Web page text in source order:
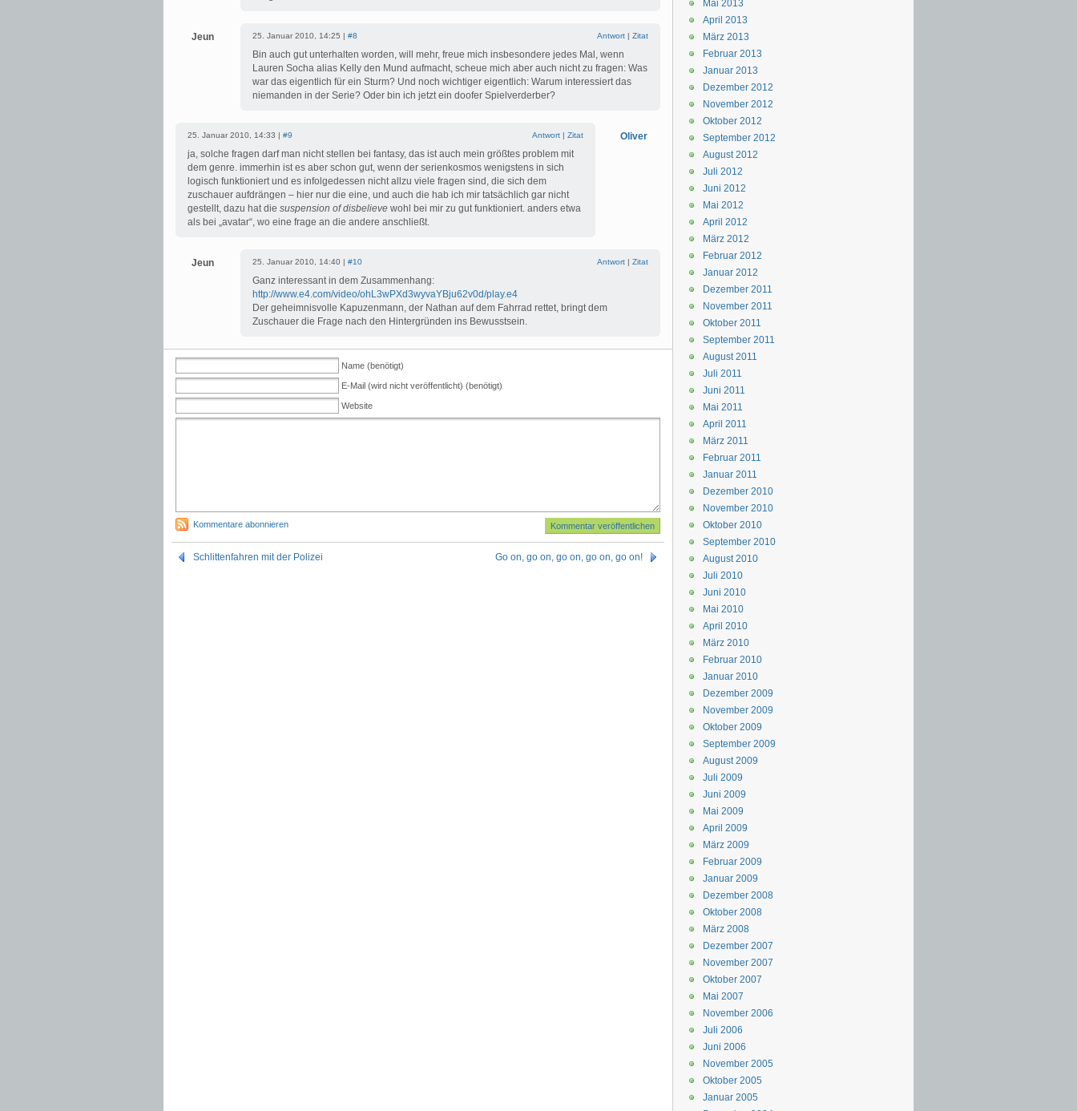
Jeun 25. Januar 2010, 14:25 | #8 Antwort | Zitat
Bin auch gut unterhalten worden, will mehr, freue mich insbesondere jedes Mal, wenn
Lauren Socha alias Kelly den Mund aufmacht, scheue mich aber auch nicht zu fragen: Was
war das eigentlich für ein Sturm? Und noch wichtiger eigentlich: Warum interessiert das
niemanden in der Serie? Oder bin ich jetzt ein doofer Spielverderber?
Oliver
25. Januar 2010, 14:33 | #9 Antwort | Zitat
ja, solche fragen darf man nicht stellen bei fantasy, das ist auch mein größtes problem mit
dem genre. immerhin ist es aber schon gut, wenn der serienkosmos wenigstens in sich
logisch funktioniert und es infolgedessen nicht allzu viele fragen sind, die sich dem
zuschauer aufdrängen – hier nur die eine, und auch die hab ich mir tatsächlich gar nicht
gestellt, dazu hat die suspension of disbelieve wohl bei mir zu gut funktioniert. anders etwa
als bei „avatar“, wo eine frage an die andere anschließt.
Jeun 25. Januar 2010, 14:40 | #10 Antwort | Zitat
Ganz interessant in dem Zusammenhang:
http://www.e4.com/video/ohL3wPXd3wyvaYBju62v0d/play.e4
Der geheimnisvolle Kapuzenmann, der Nathan auf dem Fahrrad rettet, bringt dem
Zuschauer die Frage nach den Hintergründen ins Bewusstsein.
Name (benötigt)
E-Mail (wird nicht veröffentlicht) (benötigt)
Website
Kommentare abonnieren
Schlittenfahren mit der Polizei Go on, go on, go on, go on, go on!
Mai 2013
April 2013
März 2013
Februar 2013
Januar 2013
Dezember 2012
November 2012
Oktober 2012
September 2012
August 2012
Juli 2012
Juni 2012
Mai 2012
April 2012
März 2012
Februar 2012
Januar 2012
Dezember 2011
November 2011
Oktober 2011
September 2011
August 2011
Juli 2011
Juni 2011
Mai 2011
April 2011
März 2011
Februar 2011
Januar 2011
Dezember 2010
November 2010
Oktober 2010
September 2010
August 2010
Juli 2010
Juni 2010
Mai 2010
April 2010
März 2010
Februar 2010
Januar 2010
Dezember 2009
November 2009
Oktober 2009
September 2009
August 2009
Juli 2009
Juni 2009
Mai 2009
April 2009
März 2009
Februar 2009
Januar 2009
Dezember 2008
Oktober 2008
März 2008
Dezember 2007
November 2007
Oktober 2007
Mai 2007
November 2006
Juli 2006
Juni 2006
November 2005
Oktober 2005
Januar 2005